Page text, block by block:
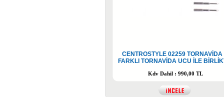
CENTROSTYLE 02259 TORNAVİDA
FARKLI TORNAVİDA UCU İLE
Kdv Dahil : 990,00 TL